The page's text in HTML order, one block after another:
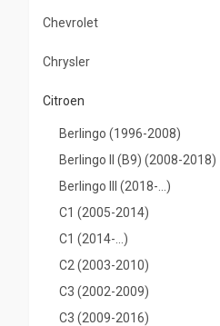
Chevrolet
Chrysler
Citroen
Berlingo (1996-2008)
Berlingo II (B9) (2008-2018)
Berlingo III (2018-...)
С1 (2005-2014)
С1 (2014-...)
С2 (2003-2010)
С3 (2002-2009)
С3 (2009-2016)